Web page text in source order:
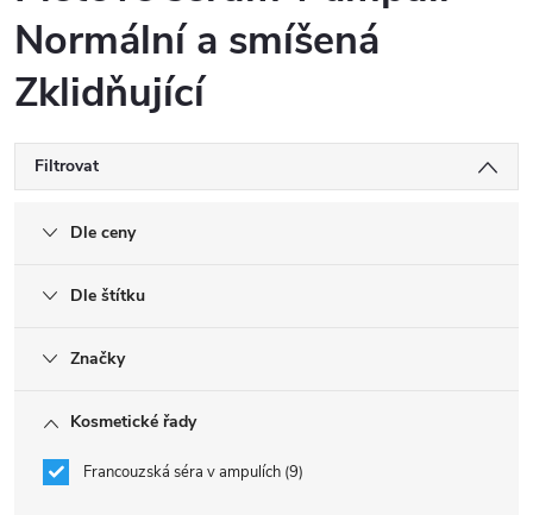
Normální a smíšená
Zklidňující
Filtrovat
Dle ceny
Dle štítku
Značky
Kosmetické řady
Francouzská séra v ampulích 9